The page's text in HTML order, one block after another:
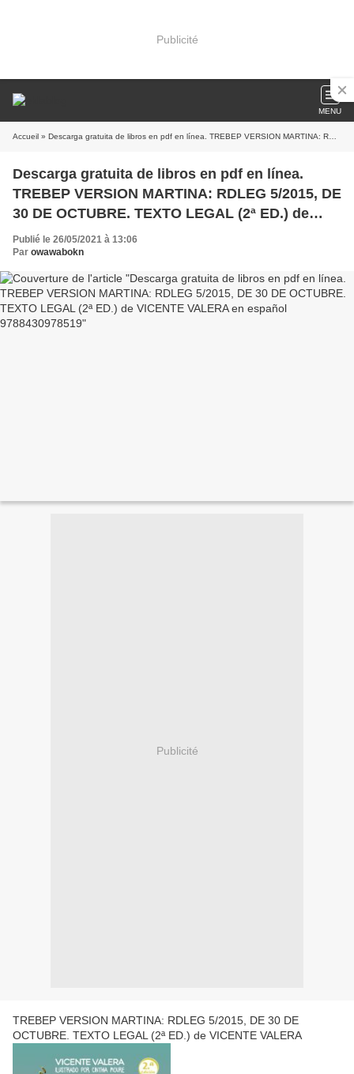
Publicité
MENU
Accueil » Descarga gratuita de libros en pdf en línea. TREBEP VERSION MARTINA: RDLEG 5/2015, DE 30 DE OCTUBRE. TEXTO LEGAL (2ª ED.) de VICENTE VALERA en español 9788430978519
Descarga gratuita de libros en pdf en línea.
TREBEP VERSION MARTINA: RDLEG 5/2015, DE
30 DE OCTUBRE. TEXTO LEGAL (2ª ED.) de
VICENTE VALERA en español 9788430978519
Publié le 26/05/2021 à 13:06
Par owawabokn
Publicité
TREBEP VERSION MARTINA: RDLEG 5/2015, DE 30 DE
OCTUBRE. TEXTO LEGAL (2ª ED.) de VICENTE VALERA